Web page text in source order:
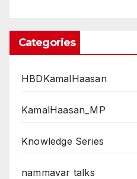
Categories
HBDKamalHaasan
KamalHaasan_MP
Knowledge Series
nammavar talks